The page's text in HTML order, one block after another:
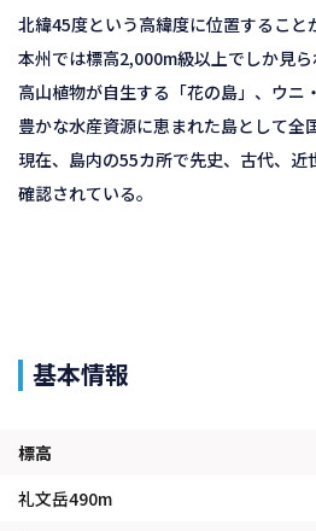
北緯45度という高緯度に位置すること
本州では標高2,000m級以上でしか見
高山植物が自生する「花の島」、ウニ
豊かな水産資源に恵まれた島として全
現在、島内の55カ所で先史、古代、近
確認されている。
基本情報
標高
礼文岳490m